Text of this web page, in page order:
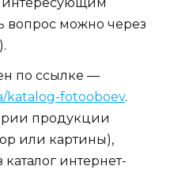
вопрос можно через
по ссылке —
katalog-fotooboev.
продукции
или картины),
интернет-